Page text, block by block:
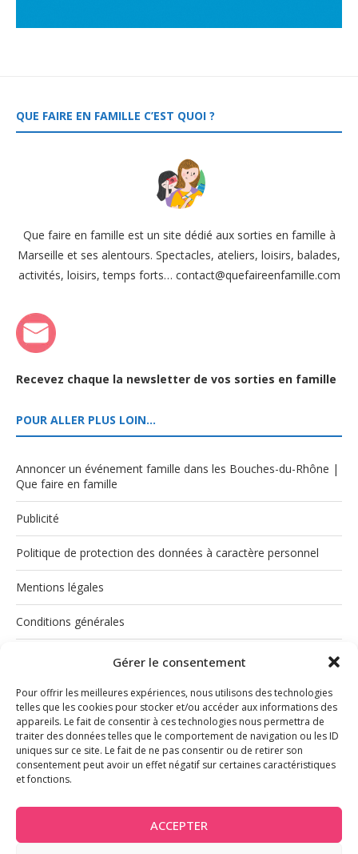
Gérer le consentement
Pour offrir les meilleures expériences, nous utilisons des technologies
telles que les cookies pour stocker et/ou accéder aux informations des
appareils. Le fait de consentir à ces technologies nous permettra de
traiter des données telles que le comportement de navigation ou les ID
uniques sur ce site. Le fait de ne pas consentir ou de retirer son
consentement peut avoir un effet négatif sur certaines caractéristiques
et fonctions.
ACCEPTER
QUE FAIRE EN FAMILLE C’EST QUOI ?
Que faire en famille est un site dédié aux sorties en famille à
Marseille et ses alentours. Spectacles, ateliers, loisirs, balades,
activités, loisirs, temps forts… contact@quefaireenfamille.com
Recevez chaque la newsletter de vos sorties en famille
POUR ALLER PLUS LOIN…
Annoncer un événement famille dans les Bouches-du-Rhône |
Que faire en famille
Publicité
Politique de protection des données à caractère personnel
Mentions légales
Conditions générales
Politique de cookies (UE)